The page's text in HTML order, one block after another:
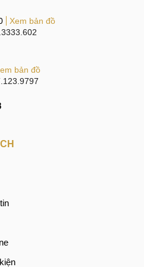
điểm nổi bật nào nhé!
Magic8 Pro
Pro, Honor Magic8 Pro
kỳ nhỏ gọn nhờ kích thước
những sự tinh tế vượt trội nhờ
nhẹ, sẽ dễ cầm nắm và
Air vs Magic8 Pro
kích thước "đầy đủ" mang lại
sâu như đối thủ, thời lượng
nhờ dung lượng pin lớn hơn
tốt hơn.
iPhone Air
Xem bản đồ
bản đồ